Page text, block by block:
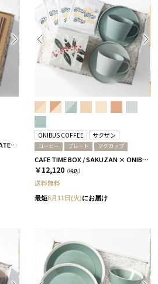
TABLE WARE BOX / KUTANI / PLATE19 4枚セット
ONIBUS COFFEE サクザン
コーヒー プレート マグカップ
CAFE TIME BOX / SAKUZAN × ONIBUS COFFEE / スカイブルー＆アクアブルー
￥12,120 （税込）
送料無料
最短8月11日(火)にお届け